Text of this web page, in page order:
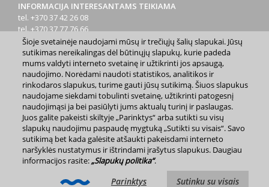
INFORMACIJA INTERESANTAMS TEIKIAMA
tel. +370 37 42 26 08
tel. +370 37 77 76 66
tel. +370 660 07000
el. p.info@kaunas.lt
2023 m. Kauno miesto savivaldybė. Kopijuoti ir platinti
www.kaunas.lt skelbiamą informaciją be autorių sutikimo draudžiama.
Svetainės žemėlapis »
Šioje svetainėje naudojami mūsų ir trečiųjų šalių slapukai. Jūsų
sutikimas nereikalingas dėl būtinųjų slapukų, kurie padeda
mums valdyti interneto svetainę ir užtikrinti jos apsaugą,
naudojimo. Norėdami naudoti statistikos, analitikos ir
rinkodaros slapukus, turime gauti jūsų sutikimą. Šiuos slapukus
naudojame siekdami tobulinti svetainę, užtikrinti patogesnį
naudojimąsi ja bei pasiūlyti jums aktualų turinį ir paslaugas.
Juos galite pakeisti skiltyje „Parinktys“ arba sutikti su visų
slapukų naudojimu paspaudę mygtuką „Sutikti su visais“. Savo
sutikimą bet kada galėsite atšaukti pakeisdami interneto
naršyklės nustatymus ir ištrindami įrašytus slapukus. Daugiau
informacijos rasite:„Slapukų politika“.
Parinktys Sutinku su visais